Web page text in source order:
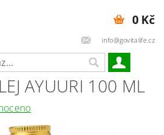
info@govitalife.cz
0 Kč
AYUURI 100 ML